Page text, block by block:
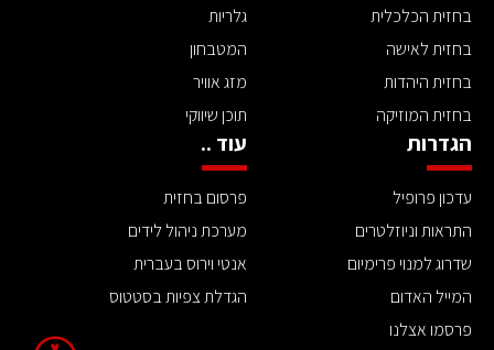
בחזית הכלכלית
בחזית לאישה
בחזית היהדות
בחזית המוזיקה
גלריות
המטבחון
מזג אוויר
תוכן שיווקי
הגדרות
עדכון פרופיל
התראות וניוזלטרים
שדרוג למנוי פרימיום
המייל האדום
פרסמו אצלנו
עוד ..
פרסום בחזית
מערכת ניהול לידים
אנטי וירוס בעברית
הגדלת צפיות בסטטוס